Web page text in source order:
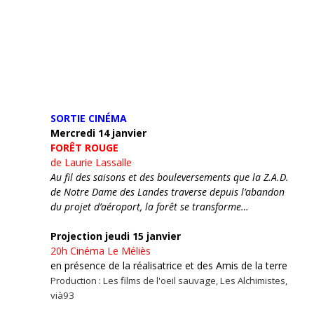
SORTIE CINÉMA
Mercredi 14 janvier
FORÊT ROUGE
de Laurie Lassalle
Au fil des saisons et des bouleversements que la Z.A.D.
de Notre Dame des Landes traverse depuis l’abandon
du projet d’aéroport, la forêt se transforme…
Projection jeudi 15 janvier
20h Cinéma Le Méliès
en présence de la réalisatrice et des Amis de la terre
Production : Les films de l'oeil sauvage, Les Alchimistes,
vià93